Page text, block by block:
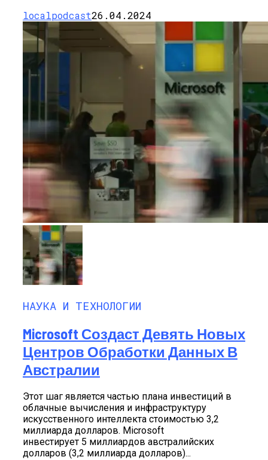
localpodcast26.04.2024
НАУКА И ТЕХНОЛОГИИ
Microsoft Создаст Девять Новых
Центров Обработки Данных В
Австралии
Этот шаг является частью плана инвестиций в
облачные вычисления и инфраструктуру
искусственного интеллекта стоимостью 3,2
миллиарда долларов. Microsoft
инвестирует 5 миллиардов австралийских
долларов (3,2 миллиарда долларов)...